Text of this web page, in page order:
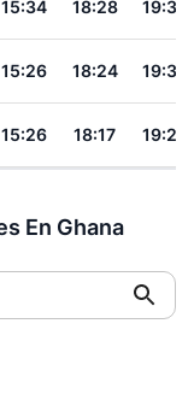
15:34 18:28 19:36
15:26 18:24 19:33
15:26 18:17 19:25
En Ghana